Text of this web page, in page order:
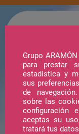
Grupo
para prestar
estadística y
sus
de
sobre las
configuración
aceptas su
tratará tus